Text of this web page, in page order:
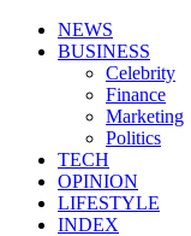
NEWS
BUSINESS
Celebrity
Finance
Marketing
Politics
TECH
OPINION
LIFESTYLE
INDEX